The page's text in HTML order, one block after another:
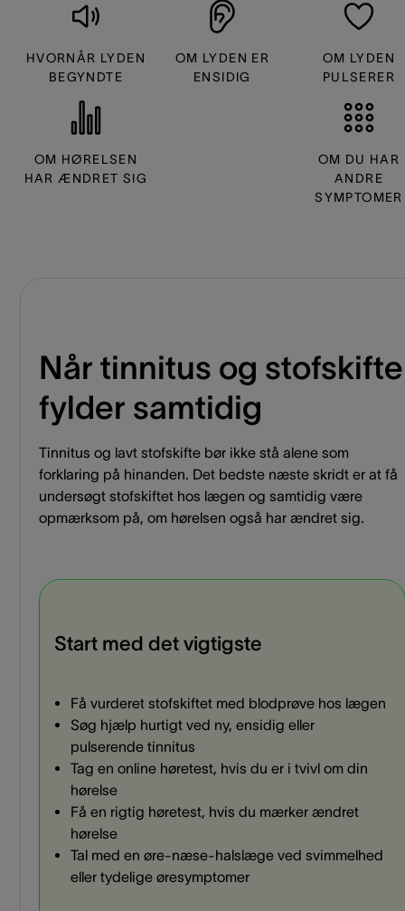
HVORNÅR LYDEN
BEGYNDTE
OM LYDEN ER
ENSIDIG
OM LYDEN
PULSERER
OM HØRELSEN
HAR ÆNDRET SIG
OM DU HAR
ANDRE
SYMPTOMER
Når tinnitus og stofskifte
fylder samtidig
Tinnitus og lavt stofskifte bør ikke stå alene som
forklaring på hinanden. Det bedste næste skridt er at få
undersøgt stofskiftet hos lægen og samtidig være
opmærksom på, om hørelsen også har ændret sig.
Start med det vigtigste
Få vurderet stofskiftet med blodprøve hos lægen
Søg hjælp hurtigt ved ny, ensidig eller
pulserende tinnitus
Tag en online høretest, hvis du er i tvivl om din
hørelse
Få en rigtig høretest, hvis du mærker ændret
hørelse
Tal med en øre-næse-halslæge ved svimmelhed
eller tydelige øresymptomer